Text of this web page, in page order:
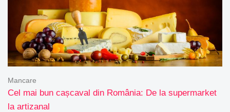
Cel mai bun cașcaval din România: De la supermarket
la artizanal
Mancare